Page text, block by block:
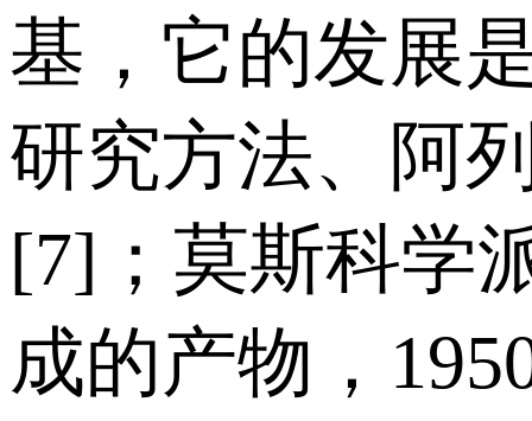
基，它的发展
研究方法、阿
[7]；莫斯科学
成的产物，